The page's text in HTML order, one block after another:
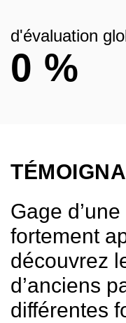
d'évaluation
0 %
Gage
fortement
découvrez
d’anciens
différentes